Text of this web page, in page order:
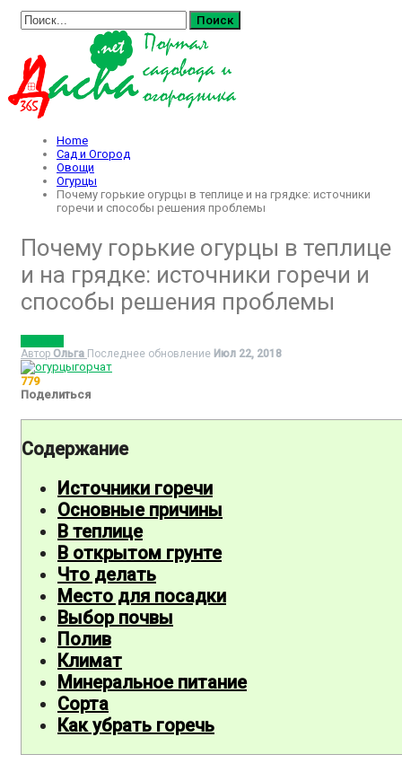
Home
Сад и Огород
Овощи
Огурцы
Почему горькие огурцы в теплице и на грядке: источники
горечи и способы решения проблемы
Почему горькие огурцы в теплице
и на грядке: источники горечи и
способы решения проблемы
Автор Ольга Последнее обновление Июл 22, 2018
779
Поделиться
Содержание
Источники горечи
Основные причины
В теплице
В открытом грунте
Что делать
Место для посадки
Выбор почвы
Полив
Климат
Минеральное питание
Сорта
Как убрать горечь